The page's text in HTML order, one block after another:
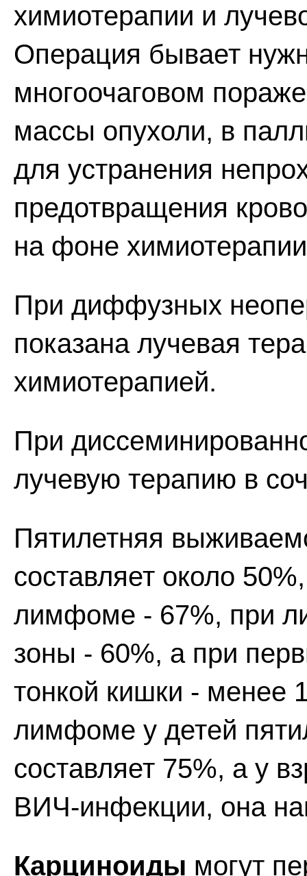
химиотерапии и
Операция бывает
многоочаговом
массы опухоли, в
для устранения
предотвращения
на фоне
При диффузных
показана лучевая
химиотерапией.
При
лучевую терапию в
Пятилетняя
составляет около
лимфоме - 67%, при
зоны - 60%, а при
тонкой кишки - менее
лимфоме у детей
составляет 75%, а у
ВИЧ-инфекции, она
Карциноиды могут